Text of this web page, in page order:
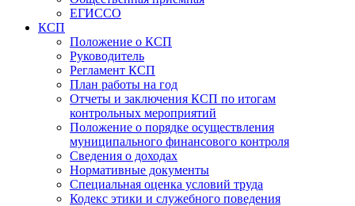
ЕГИССО
КСП
Положение о КСП
Руководитель
Регламент КСП
План работы на год
Отчеты и заключения КСП по итогам
контрольных мероприятий
Положение о порядке осуществления
муниципального финансового контроля
Сведения о доходах
Нормативные документы
Специальная оценка условий труда
Кодекс этики и служебного поведения